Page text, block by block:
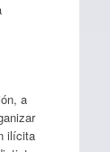
a
ilícita